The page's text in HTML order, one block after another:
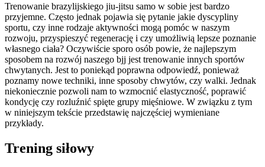
Trenowanie brazylijskiego jiu-jitsu samo w sobie jest bardzo
przyjemne. Często jednak pojawia się pytanie jakie dyscypliny
sportu, czy inne rodzaje aktywności mogą pomóc w naszym
rozwoju, przyspieszyć regenerację i czy umożliwią lepsze poznanie
własnego ciała? Oczywiście sporo osób powie, że najlepszym
sposobem na rozwój naszego bjj jest trenowanie innych sportów
chwytanych. Jest to poniekąd poprawna odpowiedź, ponieważ
poznamy nowe techniki, inne sposoby chwytów, czy walki. Jednak
niekoniecznie pozwoli nam to wzmocnić elastyczność, poprawić
kondycję czy rozluźnić spięte grupy mięśniowe. W związku z tym
w niniejszym tekście przedstawię najczęściej wymieniane
przykłady.
Trening siłowy